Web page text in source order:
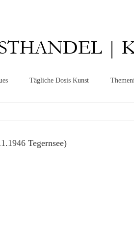
|
Tägliche Dosis Kunst
Tegernsee)